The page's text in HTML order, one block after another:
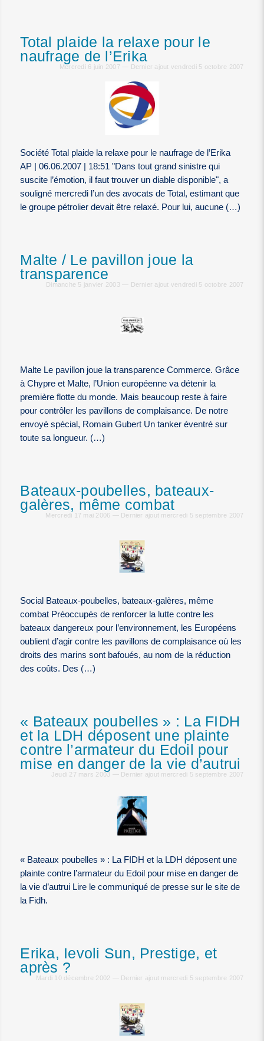
Total plaide la relaxe pour le
naufrage de l’Erika
Mercredi 6 juin 2007 — Dernier ajout vendredi 5 octobre 2007
Société Total plaide la relaxe pour le naufrage de l’Erika
AP | 06.06.2007 | 18:51 "Dans tout grand sinistre qui
suscite l’émotion, il faut trouver un diable disponible", a
souligné mercredi l’un des avocats de Total, estimant que
le groupe pétrolier devait être relaxé. Pour lui, aucune (…)
Malte / Le pavillon joue la
transparence
Dimanche 5 janvier 2003 — Dernier ajout vendredi 5 octobre 2007
Malte Le pavillon joue la transparence Commerce. Grâce
à Chypre et Malte, l’Union européenne va détenir la
première flotte du monde. Mais beaucoup reste à faire
pour contrôler les pavillons de complaisance. De notre
envoyé spécial, Romain Gubert Un tanker éventré sur
toute sa longueur. (…)
Bateaux-poubelles, bateaux-
galères, même combat
Mercredi 17 mai 2006 — Dernier ajout mercredi 5 septembre 2007
Social Bateaux-poubelles, bateaux-galères, même
combat Préoccupés de renforcer la lutte contre les
bateaux dangereux pour l’environnement, les Européens
oublient d’agir contre les pavillons de complaisance où les
droits des marins sont bafoués, au nom de la réduction
des coûts. Des (…)
« Bateaux poubelles » : La FIDH
et la LDH déposent une plainte
contre l’armateur du Edoil pour
mise en danger de la vie d’autrui
Jeudi 27 mars 2003 — Dernier ajout mercredi 5 septembre 2007
« Bateaux poubelles » : La FIDH et la LDH déposent une
plainte contre l’armateur du Edoil pour mise en danger de
la vie d’autrui Lire le communiqué de presse sur le site de
la Fidh.
Erika, Ievoli Sun, Prestige, et
après ?
Mardi 10 décembre 2002 — Dernier ajout mercredi 5 septembre 2007